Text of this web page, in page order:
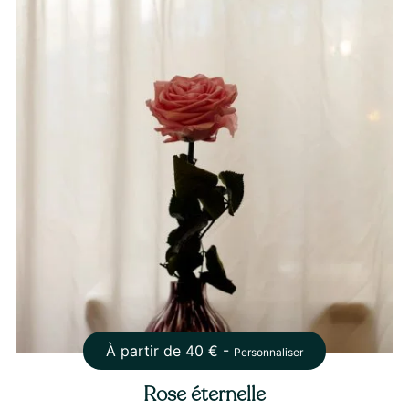
À partir de 40 € - Personnaliser
Rose éternelle